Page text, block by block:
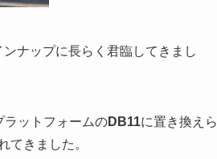
ナップに長らく君臨してきまし
ラットフォームのDB11に置き換えら
てきました。